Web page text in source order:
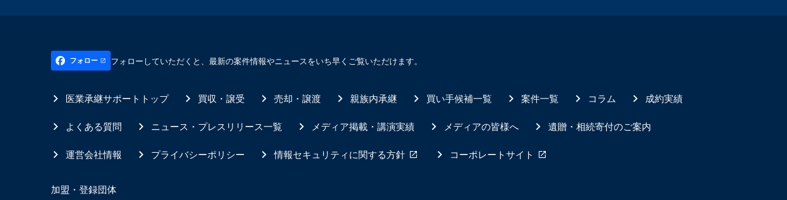
フォロー フォローしていただくと、最新の案件情報やニュースをいち早くご覧いただけます。
医業承継サポートトップ 買収・譲受 売却・譲渡 親族内承継 買い手候補一覧 案件一覧 コラム 成約実績
よくある質問 ニュース・プレスリリース一覧 メディア掲載・講演実績 メディアの皆様へ 遺贈・相続寄付のご案内
運営会社情報 プライバシーポリシー 情報セキュリティに関する方針 コーポレートサイト
加盟・登録団体